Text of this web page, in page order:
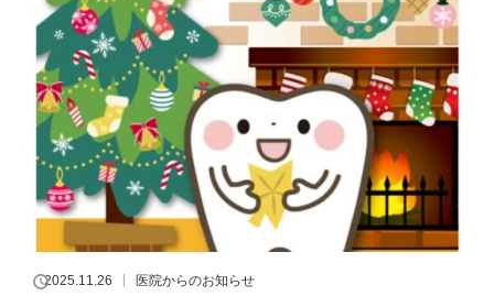
2025.11.26 医院からのお知らせ